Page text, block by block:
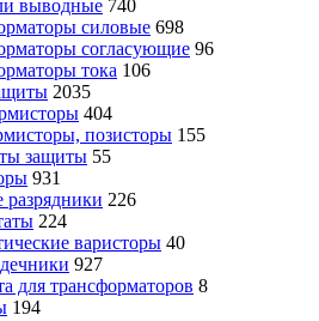
выводные 740
силовые 698
согласующие 96
тока 106
2035
404
позисторы 155
защиты 55
931
разрядники 226
224
варисторы 40
927
для трансформаторов 8
194